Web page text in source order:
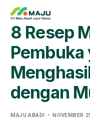
8 Resep
Pembuka
dengan
MAJU ABADI NOVEMBER